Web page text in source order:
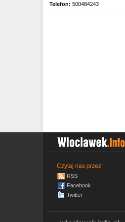
Telefon: 500484243
Czytaj nas przez
RSS
Facebook
Twitter